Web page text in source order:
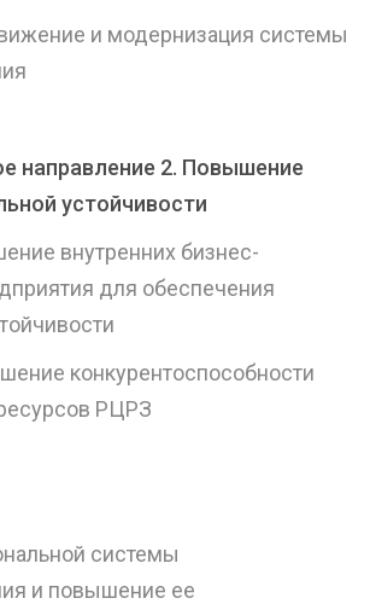
и модернизация системы
направление 2. Повышение
устойчивости
внутренних бизнес-
для обеспечения
конкурентоспособности
РЦРЗ
системы
и повышение ее